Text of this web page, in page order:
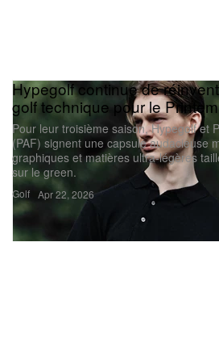
Golf
Hypegolf continue de
golf technique pour le
Pour leur troisième saison, Hypegolf et
(PAF) signent une capsule audacieuse
graphiques et matières ultra‑légères
sur le green.
Apr 22, 2026